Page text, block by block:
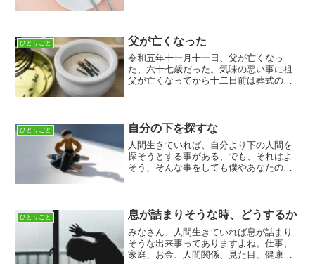
ただ、栄養を摂取するだけ...
ひとりごと 父が亡くなった
令和五年十一月十一日、父が亡くなっ
た、六十七歳だった。気味の悪い事に祖
父が亡くなってから十二日前は葬式の段
てしまった」と言っているが...
ひとりごと 自分の下を探すな
人間生きていれば、自分より下の人間を
探そうとする事がある、でも、それはよ
そう、そんな事をしても僕やあなたの人
する暇があるなら、自分の...
ひとりごと 息が詰まりそうな時、どうするか
みなさん、人間生きていれば息が詰まり
そうな出来事ってありますよね。仕事、
家庭、お金、人間関係、見た目、健康、